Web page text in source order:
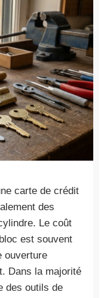
carte de crédit
des
Le coût
est souvent
ouverture
Dans la majorité
des outils de